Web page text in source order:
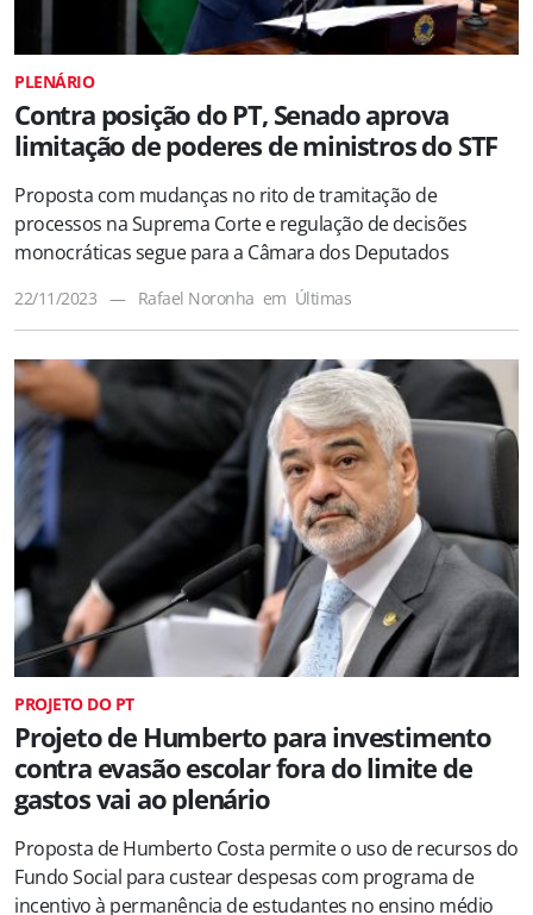
PLENÁRIO
Contra posição do PT, Senado aprova
limitação de poderes de ministros do STF
Proposta com mudanças no rito de tramitação de
processos na Suprema Corte e regulação de decisões
monocráticas segue para a Câmara dos Deputados
22/11/2023 — Rafael Noronha em Últimas
PROJETO DO PT
Projeto de Humberto para investimento
contra evasão escolar fora do limite de
gastos vai ao plenário
Proposta de Humberto Costa permite o uso de recursos do
Fundo Social para custear despesas com programa de
incentivo à permanência de estudantes no ensino médio